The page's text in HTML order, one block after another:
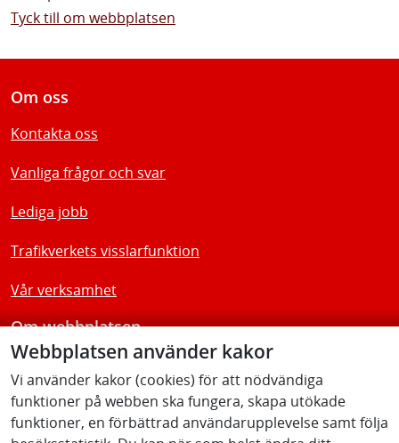
Webbplatsen använder kakor
Vi använder kakor (cookies) för att nödvändiga
funktioner på webben ska fungera, skapa utökade
funktioner, en förbättrad användarupplevelse samt följa
Tyck till om webbplatsen
Om oss
Kontakta oss
Vanliga frågor och svar
Lediga jobb
Trafikverkets visslarfunktion
Vår verksamhet
Om webbplatsen
Tillgänglighetsredogörelse
Följ oss